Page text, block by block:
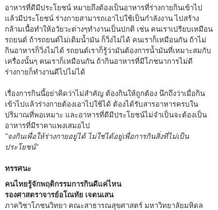
อาหารที่ดีมีประโยชน์ หมายถึงต้องเป็นอาหารที่ร่างกายกินเข้าไป
แล้วมีประโยชน์ ร่างกายสามารถเอาไปใช้เป็นกำลังงาน ไปสร้าง
กล้ามเนื้อทำให้อวัยวะต่างๆทำงานเป็นปกติ เช่น คนเราเปรียบเหมือน
รถยนต์ ถ้ารถยนต์ไม่เติมน้ำมัน ก็วิ่งไม่ได้ คนเราก็เหมือนกัน ถ้าไม่
กินอาหารก็วิ่งไม่ได้ รถยนต์เราก็รู้ว่ามันต้องการน้ำมันที่เหมาะสมกับ
เครื่องนั้นๆ คนเราก็เหมือนกัน ถ้ากินอาหารที่มีโภชนาการไม่ดี
ร่างกายก็ทำงานดีไปไม่ได้
เรื่องการกินนี้อย่าคิดว่าไม่สำคัญ ต้องกินให้ถูกต้อง นึกถึงว่าเมื่อกิน
เข้าไปแล้วร่างกายต้องเอาไปใช้ได้ ต้องได้รับสารอาหารครบใน
ปริมาณที่พอเหมาะ และอาหารที่ดีมีประโยชน์ไม่จำเป็นจะต้องเป็น
อาหารที่มีราคาแพงเสมอไป
"จงกินเพื่อให้ร่างกายอยู่ได้ ไม่ใช่ได้อยู่เพื่อการกินสิ่งที่ไม่เป็น
ประโยชน์"
ทรรศนะ
คนไทยรู้จักพฤติกรรมการกินดีแค่ไหน
รองศาสตราจารย์อโณทัย เจตนเสน
ภาควิชาโภชนวิทยา คณะสาธารณสุขศาสตร์ มหาวิทยาลัยมหิดล